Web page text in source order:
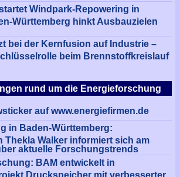
rund um die Energieforschung
auf www.energiefirmen.de
in Baden-Württemberg:
Thekla Walker informiert sich am
aktuelle Forschungstrends
BAM entwickelt in
Druckspeicher mit verbesserter
Windpark-Repowering in
Württemberg hinkt Ausbauzielen
bei der Kernfusion auf Industrie –
beim Brennstoffkreislauf